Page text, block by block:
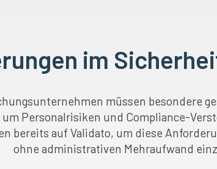
im
müssen besondere
Personalrisiken und Compliance-
bereits auf Validato, um diese
ohne administrativen Mehraufwand